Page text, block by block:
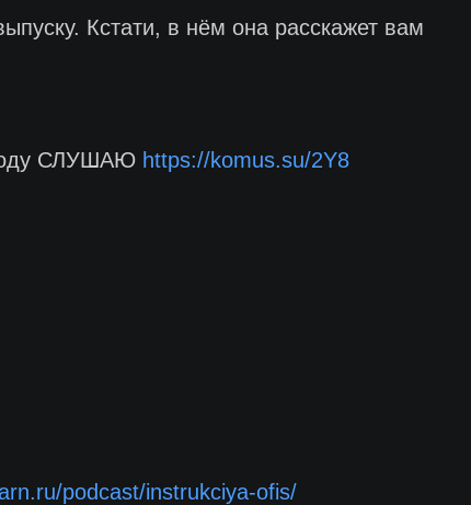
Кстати, в нём она расскажет вам
СЛУШАЮ https://komus.su/2Y8
podcast/instrukciya-ofis/